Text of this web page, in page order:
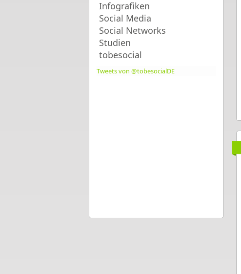
Infografiken
Social Media
Social Networks
Studien
tobesocial
Tweets von @tobesocialDE